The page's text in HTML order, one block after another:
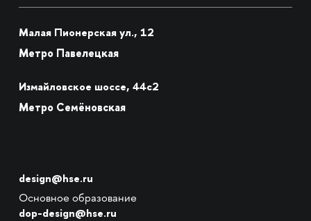
Малая Пионерская ул., 12
Метро Павелецкая
Измайловское шоссе, 44с2
Метро Семёновская
design@hse.ru
Основное образование
dop-design@hse.ru